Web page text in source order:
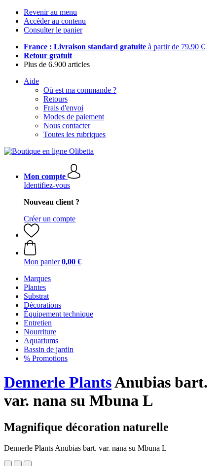
Revenir au menu
Accéder au contenu
Consulter le panier
France : Livraison standard gratuite à partir de 79,90 €
Retour gratuit
Plus de 6.900 articles
Aide
Où est ma commande ?
Retours
Frais d'envoi
Modes de paiement
Nous contacter
Toutes les rubriques
Mon compte
Identifiez-vous
Nouveau client ?
Créer un compte
Mon panier 0,00 €
Marques
Plantes
Substrat
Décorations
Équipement technique
Entretien
Nourriture
Aquariums
Bassin de jardin
% Promotions
Dennerle PlantsAnubias bart.
var. nana su Mbuna L
Magnifique décoration naturelle
Dennerle Plants Anubias bart. var. nana su Mbuna L